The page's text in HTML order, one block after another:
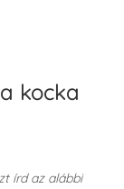
kocka
írd az alábbi